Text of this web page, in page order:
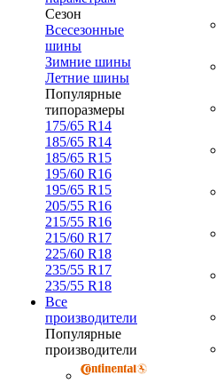
Сезон
Всесезонные
шины
Зимние шины
Летние шины
Популярные
типоразмеры
175/65 R14
185/65 R14
185/65 R15
195/60 R16
195/65 R15
205/55 R16
215/55 R16
215/60 R17
225/60 R18
235/55 R17
235/55 R18
Все
производители
Популярные
производители